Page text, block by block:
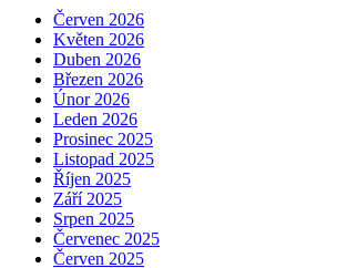
Červen 2026
Květen 2026
Duben 2026
Březen 2026
Únor 2026
Leden 2026
Prosinec 2025
Listopad 2025
Říjen 2025
Září 2025
Srpen 2025
Červenec 2025
Červen 2025